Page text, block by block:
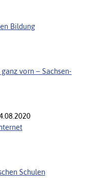
Bildung
vorn – Sachsen-
Schulen